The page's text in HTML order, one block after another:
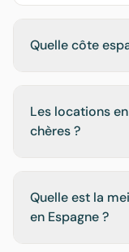
Quelle côte
Les locations
chères ?
Quelle est la
en Espagne ?